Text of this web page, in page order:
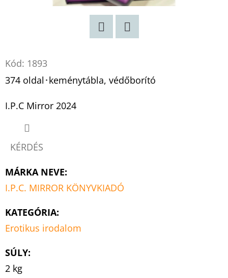
Kód: 1893
374 oldal･keménytábla, védőborító
I.P.C Mirror 2024
KÉRDÉS
MÁRKA NEVE:
I.P.C. MIRROR KÖNYVKIADÓ
KATEGÓRIA:
Erotikus irodalom
SÚLY:
2 kg